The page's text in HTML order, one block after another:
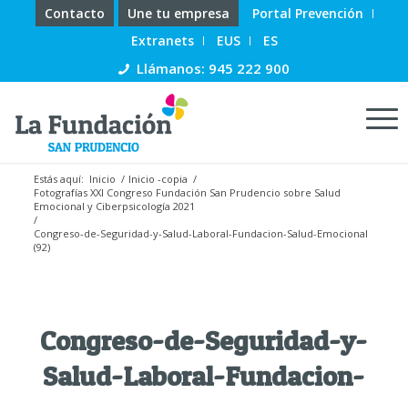
Contacto Une tu empresa
Portal Prevención
Extranets
EUS ES
Llámanos: 945 222 900
Estás aquí: Inicio / Inicio -copia /
Fotografías XXI Congreso Fundación San Prudencio sobre Salud
Emocional y Ciberpsicología 2021
/
Congreso-de-Seguridad-y-Salud-Laboral-Fundacion-Salud-Emocional
(92)
Congreso-de-Seguridad-y-
Salud-Laboral-Fundacion-